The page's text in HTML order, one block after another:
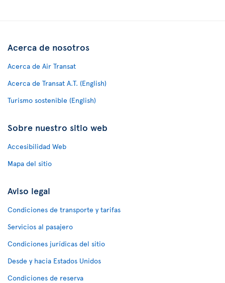
Acerca de nosotros
Acerca de Air Transat
Acerca de Transat A.T. (English)
Turismo sostenible (English)
Sobre nuestro sitio web
Accesibilidad Web
Mapa del sitio
Aviso legal
Condiciones de transporte y tarifas
Servicios al pasajero
Condiciones jurídicas del sitio
Desde y hacia Estados Unidos
Condiciones de reserva